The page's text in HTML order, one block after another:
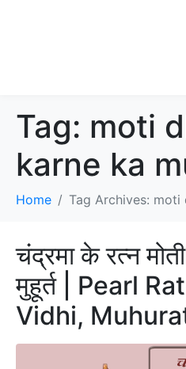
Tag: moti
karne ka
Home Tag Archives: moti
चंद्रमा के रत्न
मुहूर्त | Pearl
Vidhi,